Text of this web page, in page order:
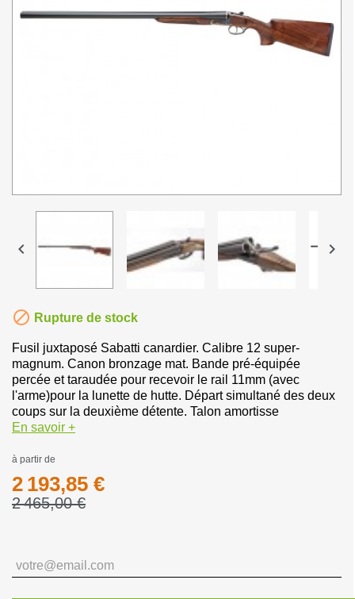
 
 Rupture de stock
Fusil juxtaposé Sabatti canardier. Calibre 12 super-
magnum. Canon bronzage mat. Bande pré-équipée
percée et taraudée pour recevoir le rail 11mm (avec
l'arme)pour la lunette de hutte. Départ simultané des deux
coups sur la deuxième détente. Talon amortisse
En savoir +
à partir de
2 193,85 €
2 465,00 €